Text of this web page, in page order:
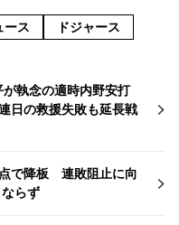
ース ドジャース
執念の適時内野安打
日の救援失敗も延長戦
で降板 連敗阻止に向
らず